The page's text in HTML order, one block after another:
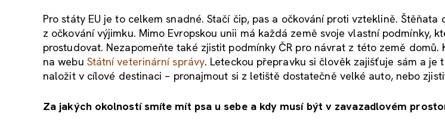
Pro státy EU je to celkem snadné. Stačí čip, pas a očkování proti vzteklině.
z očkování výjimku. Mimo Evropskou unii má každá země svoje vlastní podmínky,
prostudovat. Nezapomeňte také zjistit podmínky ČR pro návrat z této země
na webu Státní veterinární správy. Leteckou přepravku si člověk zajišťuje sám a je
naložit v cílové destinaci – pronajmout si z letiště dostatečně velké auto, nebo
Za jakých okolností smíte mít psa u sebe a kdy musí být v zavazadlovém